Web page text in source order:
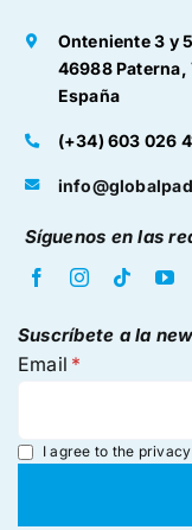
Onteniente 3 y 5
46988 Paterna,
España
(+34) 603 026
Síguenos en las
Suscríbete a la
Email
I agree to the